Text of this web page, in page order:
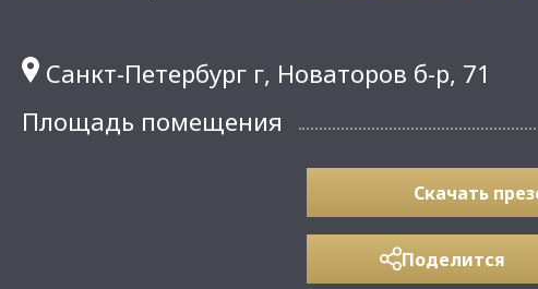
Санкт-Петербург г, Новаторов б-р, 71
Площадь помещения
Скачать
Поделится